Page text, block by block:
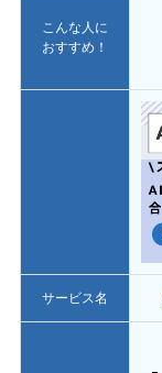
こんな人に
おすすめ！
サービス名